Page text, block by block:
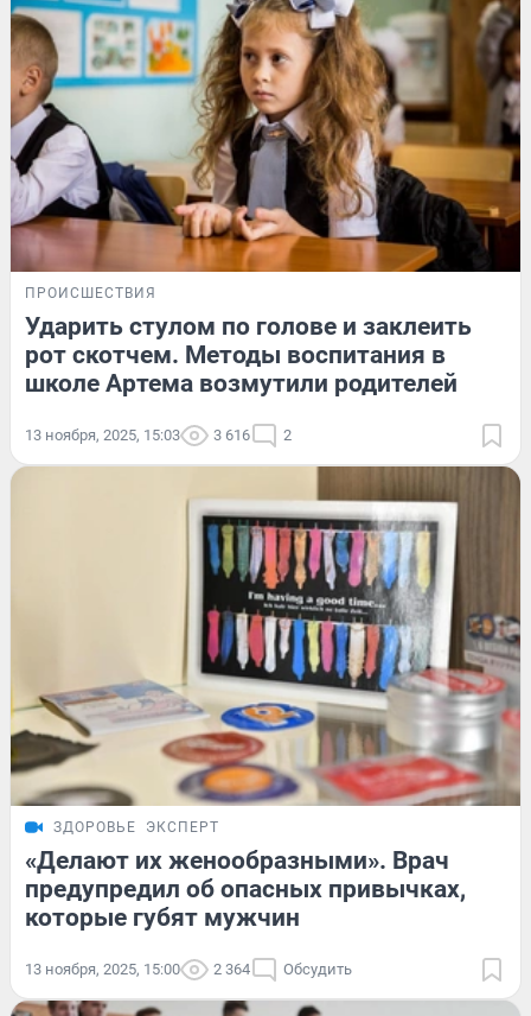
ПРОИСШЕСТВИЯ
Ударить стулом по голове и заклеить
рот скотчем. Методы воспитания в
школе Артема возмутили родителей
13 ноября, 2025, 15:03 3 616 2
ЗДОРОВЬЕ ЭКСПЕРТ
«Делают их женообразными». Врач
предупредил об опасных привычках,
которые губят мужчин
13 ноября, 2025, 15:00 2 364 Обсудить